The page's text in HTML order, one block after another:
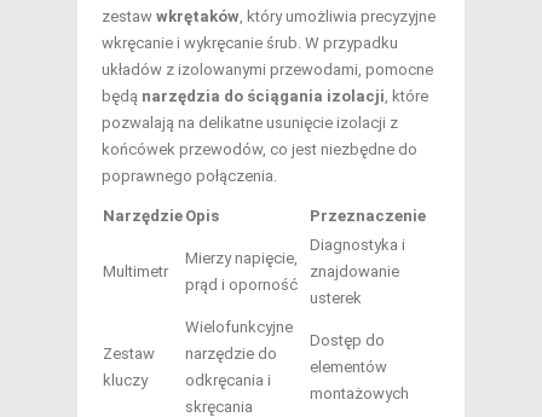
zestaw wkrętaków , który umożliwia precyzyjne
wkręcanie i wykręcanie śrub. W przypadku
układów z izolowanymi przewodami, pomocne
będą narzędzia do ściągania izolacji , które
pozwalają na delikatne usunięcie izolacji z
końcówek przewodów, co jest niezbędne do
poprawnego połączenia.
Narzędzie Opis Przeznaczenie
Multimetr
Mierzy napięcie,
prąd i oporność
Diagnostyka i
znajdowanie
usterek
Zestaw
kluczy
Wielofunkcyjne
narzędzie do
odkręcania i
skręcania
Dostęp do
elementów
montażowych